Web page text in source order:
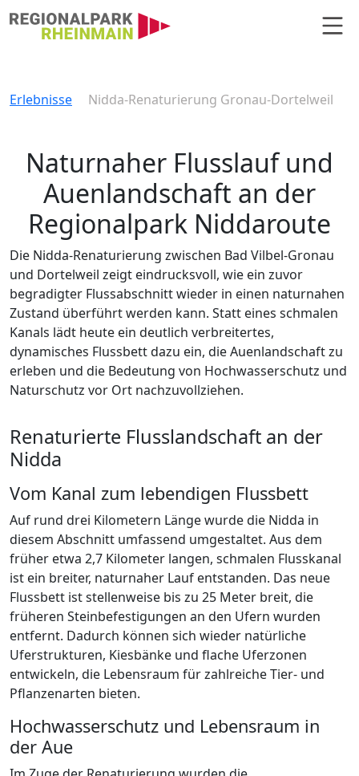
Hauptnavigation
Erlebnisse Nidda-Renaturierung Gronau-Dortelweil
Naturnaher Flusslauf und
Auenlandschaft an der
Regionalpark Niddaroute
Die Nidda-Renaturierung zwischen Bad Vilbel-Gronau
und Dortelweil zeigt eindrucksvoll, wie ein zuvor
begradigter Flussabschnitt wieder in einen naturnahen
Zustand überführt werden kann. Statt eines schmalen
Kanals lädt heute ein deutlich verbreitertes,
dynamisches Flussbett dazu ein, die Auenlandschaft zu
erleben und die Bedeutung von Hochwasserschutz und
Naturschutz vor Ort nachzuvollziehen.
Renaturierte Flusslandschaft an der
Nidda
Vom Kanal zum lebendigen Flussbett
Auf rund drei Kilometern Länge wurde die Nidda in
diesem Abschnitt umfassend umgestaltet. Aus dem
früher etwa 2,7 Kilometer langen, schmalen Flusskanal
ist ein breiter, naturnaher Lauf entstanden. Das neue
Flussbett ist stellenweise bis zu 25 Meter breit, die
früheren Steinbefestigungen an den Ufern wurden
entfernt. Dadurch können sich wieder natürliche
Uferstrukturen, Kiesbänke und flache Uferzonen
entwickeln, die Lebensraum für zahlreiche Tier- und
Pflanzenarten bieten.
Hochwasserschutz und Lebensraum in
der Aue